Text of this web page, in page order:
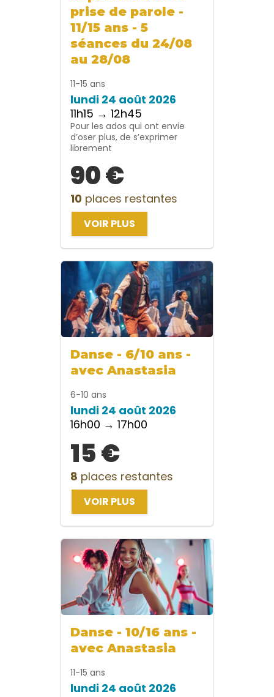
prise de parole -
11/15 ans - 5
séances du 24/08
au 28/08
11-15 ans
lundi 24 août 2026
11h15 → 12h45
Pour les ados qui ont envie
d’oser plus, de s’exprimer
librement
90 €
10 places restantes
VOIR PLUS
Danse - 6/10 ans -
avec Anastasia
6-10 ans
lundi 24 août 2026
16h00 → 17h00
15 €
8 places restantes
VOIR PLUS
Danse - 10/16 ans -
avec Anastasia
11-15 ans
lundi 24 août 2026